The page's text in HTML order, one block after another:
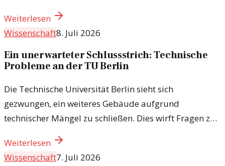
Weiterlesen
Wissenschaft8. Juli 2026
Ein unerwarteter Schlussstrich: Technische
Probleme an der TU Berlin
Die Technische Universität Berlin sieht sich
gezwungen, ein weiteres Gebäude aufgrund
technischer Mängel zu schließen. Dies wirft Fragen zur
Weiterlesen
Wissenschaft7. Juli 2026